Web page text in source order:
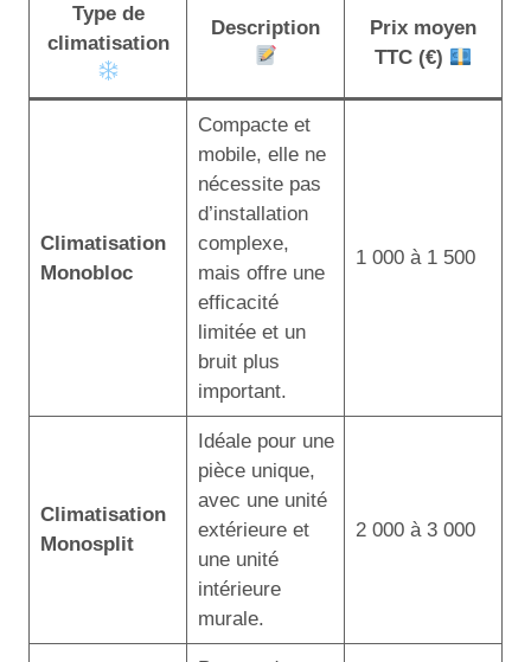
Type de
climatisation
Description
Prix moyen
TTC (€)
Climatisation
Monobloc
Compacte et
mobile, elle ne
nécessite pas
d’installation
complexe,
mais offre une
efficacité
limitée et un
bruit plus
important.
1 000 à 1 500
Climatisation
Monosplit
Idéale pour une
pièce unique,
avec une unité
extérieure et
une unité
intérieure
murale.
2 000 à 3 000